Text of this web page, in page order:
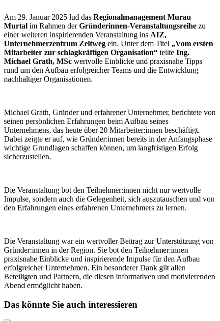
Am 29. Januar 2025 lud das Regionalmanagement Murau
Murtal im Rahmen derGründerinnen-Veranstaltungsreihe zu
einer weiteren inspirierenden Veranstaltung ins AIZ,
Unternehmerzentrum Zeltweg ein. Unter dem Titel „Vom ersten
Mitarbeiter zur schlagkräftigen Organisation“ teilte Ing.
Michael Grath, MSc wertvolle Einblicke und praxisnahe Tipps
rund um den Aufbau erfolgreicher Teams und die Entwicklung
nachhaltiger Organisationen.
Michael Grath, Gründer und erfahrener Unternehmer, berichtete von
seinen persönlichen Erfahrungen beim Aufbau seines
Unternehmens, das heute über 20 Mitarbeiter:innen beschäftigt.
Dabei zeigte er auf, wie Gründer:innen bereits in der Anfangsphase
wichtige Grundlagen schaffen können, um langfristigen Erfolg
sicherzustellen.
Die Veranstaltung bot den Teilnehmer:innen nicht nur wertvolle
Impulse, sondern auch die Gelegenheit, sich auszutauschen und von
den Erfahrungen eines erfahrenen Unternehmers zu lernen.
Die Veranstaltung war ein wertvoller Beitrag zur Unterstützung von
Gründer:innen in der Region. Sie bot den Teilnehmer:innen
praxisnahe Einblicke und inspirierende Impulse für den Aufbau
erfolgreicher Unternehmen. Ein besonderer Dank gilt allen
Beteiligten und Partnern, die diesen informativen und motivierenden
Abend ermöglicht haben.
Das könnte Sie auch interessieren